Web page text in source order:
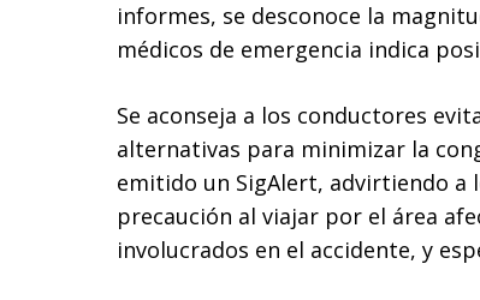
informes, se desconoce la
médicos de emergencia indica
Se aconseja a los conductores
alternativas para minimizar la
emitido un SigAlert, advirtiendo a
precaución al viajar por el área
involucrados en el accidente, y